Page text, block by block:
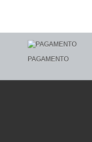
PAGAMENTO